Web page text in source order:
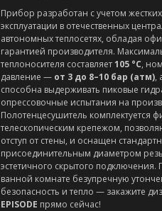
Прибор разработан с учетом
эксплуатации в отечественных
автономных теплосетях, обладая
гарантией производителя.
теплоносителя составляет105 °C,
давление — от 3 до 8–10 бар (атм),
способна выдерживать пиковые
опрессовочные испытания на
Полотенцесушитель комплектуется
телескопическим крепежом,
отступ от стены, и оснащен
присоединительным диаметром
эстетичного скрытого подключения.
ванной комнате безупречную
безопасность и тепло — закажите
EPISODE прямо сейчас!